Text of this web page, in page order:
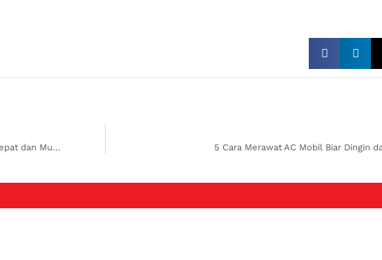
Cara Memperbaiki AC Mobil yg Tidak Dingin dengan Cepat dan Mudah